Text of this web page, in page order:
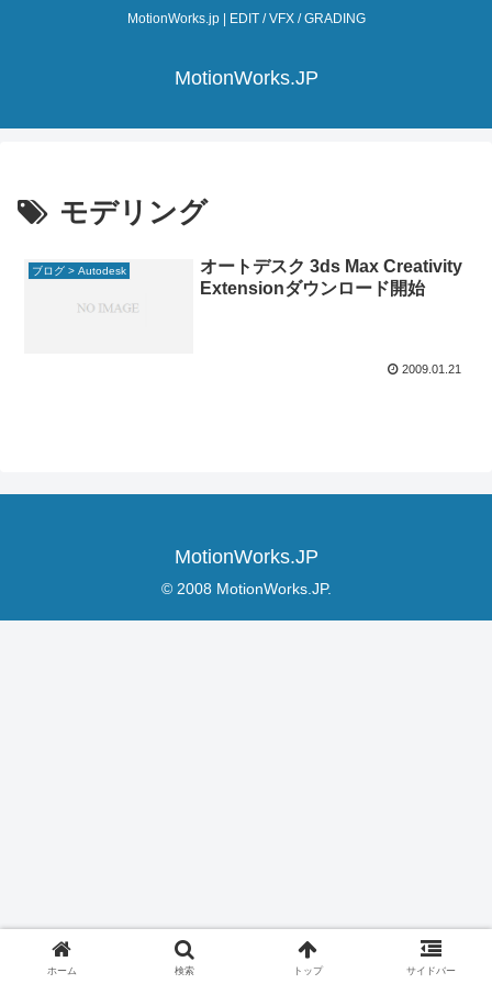
MotionWorks.jp | EDIT / VFX / GRADING
MotionWorks.JP
モデリング
ブログ > Autodesk
オートデスク 3ds Max Creativity
Extensionダウンロード開始
2009.01.21
MotionWorks.JP
© 2008 MotionWorks.JP.
ホーム 検索 トップ サイドバー